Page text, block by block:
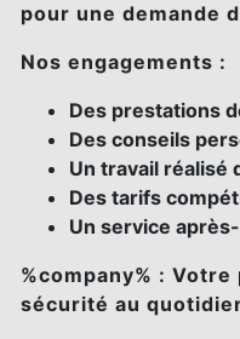
pour une demande
Nos engagements :
Des prestations
Des conseils
Un travail réalisé
Des tarifs
Un service
%company% :
sécurité au